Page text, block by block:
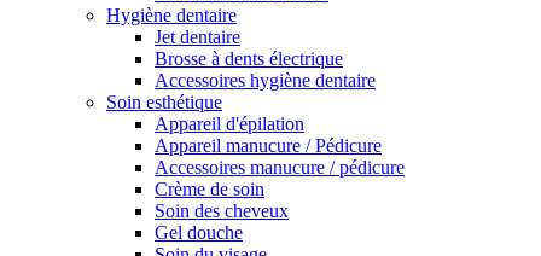
Hygiène dentaire
Jet dentaire
Brosse à dents électrique
Accessoires hygiène dentaire
Soin esthétique
Appareil d'épilation
Appareil manucure / Pédicure
Accessoires manucure / pédicure
Crème de soin
Soin des cheveux
Gel douche